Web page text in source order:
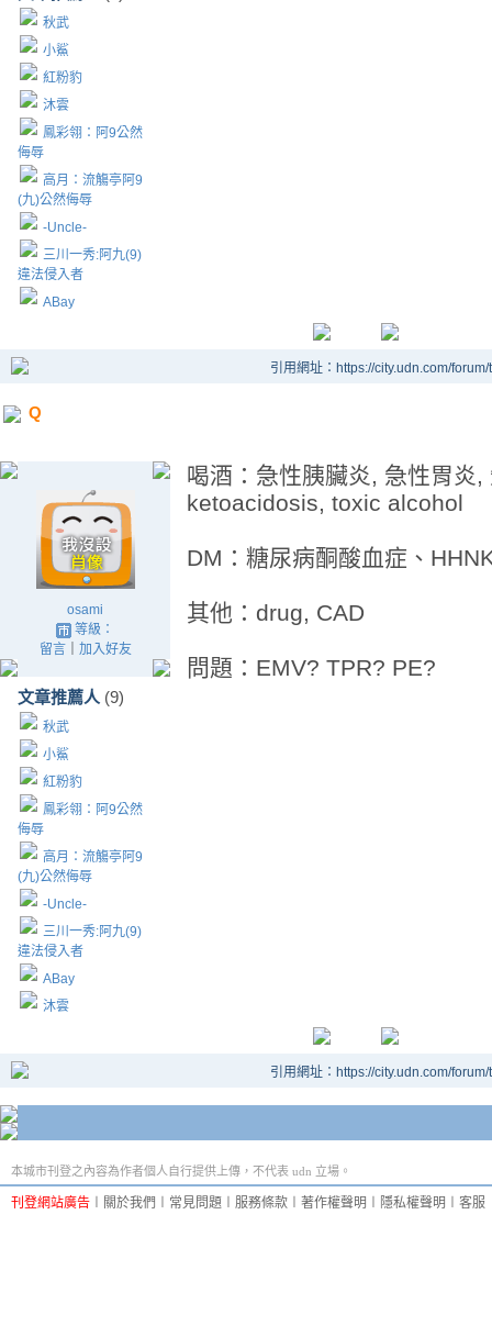
秋武
小鯊
紅粉豹
沐雲
鳳彩翎：阿9公然
侮辱
高月：流觴亭阿9
(九)公然侮辱
-Uncle-
三川一秀:阿九(9)
違法侵入者
ABay
引用網址：https://city.udn.com/
Q
osami
等級：
留言｜ 加入好友
文章推薦人 (9)
秋武
小鯊
紅粉豹
鳳彩翎：阿9公然
侮辱
高月：流觴亭阿9
(九)公然侮辱
-Uncle-
三川一秀:阿九(9)
違法侵入者
ABay
沐雲
喝酒：急性胰臟炎, 急性胃炎
ketoacidosis, toxic alcohol
DM：糖尿病酮酸血症、
其他：drug, CAD
問題：EMV? TPR? PE?
引用網址：https://city.udn.com/
本城市刊登之內容為作者個人自行提供上傳，不代表 udn 立場。
刊登網站廣告 關於我們 常見問題 服務條款 著作權聲明 隱私權聲明 客服